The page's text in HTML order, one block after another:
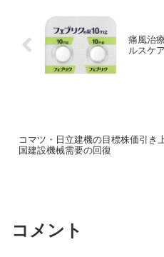
痛風治
ルスケ
コマツ・日立建機の目標株価引き
国建設機械需要の回復
コメント